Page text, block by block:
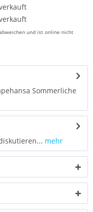
und ist online nicht
Sommerliche
mehr